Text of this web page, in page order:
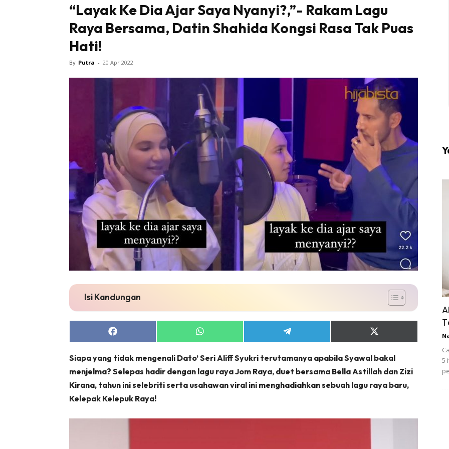
Tampil #1 on top dengan fashion muslimah terkini di
“Layak Ke Dia Ajar Saya Nyanyi?,”- Rakam Lagu
Raya Bersama, Datin Shahida Kongsi Rasa Tak Puas
Hati!
By Putra - 20 Apr 2022
Isi Kandungan
Share
on
Share
on
Share
on
Share
on
(Twitter)
Siapa yang tidak mengenali Dato’ Seri Aliff Syukri terutamanya apabila Syawal bakal
menjelma? Selepas hadir dengan lagu raya Jom Raya, duet bersama Bella Astillah dan Zizi
Kirana, tahun ini selebriti serta usahawan viral ini menghadiahkan sebuah lagu raya baru,
Kelepak Kelepuk Raya!
5